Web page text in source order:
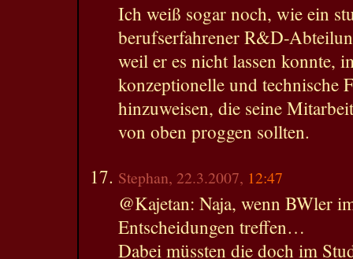
Ich weiß sogar noch, wie ein
berufserfahrener R&D-
weil er es nicht lassen konnte,
konzeptionelle und technische
hinzuweisen, die seine
von oben proggen sollten.
Stephan, 22.3.2007, 12:47
@Kajetan: Naja, wenn BWler
Entscheidungen treffen…
Dabei müssten die doch im